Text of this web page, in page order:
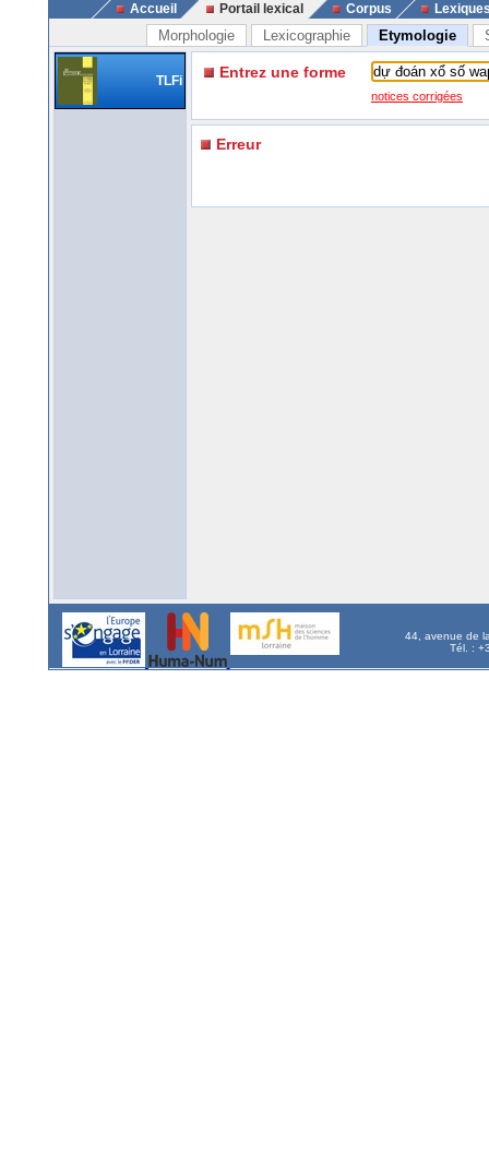
Accueil Portail lexical Corpus
Morphologie Lexicographie Etymologie
TLFi Entrez une forme
notices corrigées
Erreur
44, avenue de
Tél. :